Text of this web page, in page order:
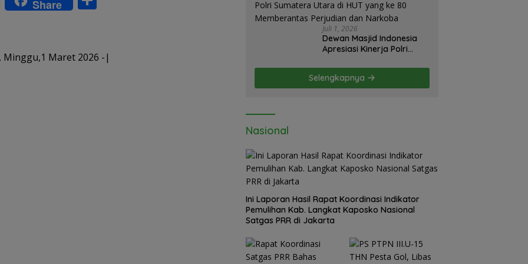
h
s
Share
e
Minggu,1 Maret 2026 -|
Desak Kapolda Sumut
Irjen Whisnu Hermawan
Bersikap Tegas .
Juli 1, 2026
Dewan Masjid Indonesia
Apresiasi Kinerja Polri
yang ke 80 Memberantas
Perjudian dan Narkoba
Selengkapnya
Nasional
Ini Laporan Hasil Rapat Koordinasi Indikator
Pemulihan Kab. Langkat Kaposko Nasional
Satgas PRR di Jakarta